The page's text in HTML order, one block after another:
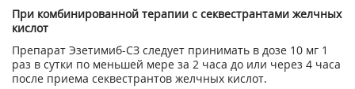
При комбинированной терапии с секвестрантами желчных
кислот
Препарат Эзетимиб-СЗ следует принимать в дозе 10 мг 1
раз в сутки по меньшей мере за 2 часа до или через 4 часа
после приема секвестрантов желчных кислот.